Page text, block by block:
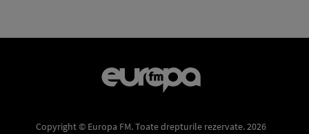
Copyright © Europa FM. Toate drepturile rezervate. 2026